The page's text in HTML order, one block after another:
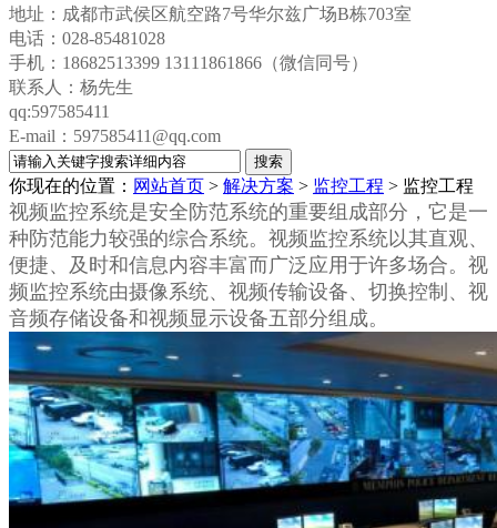
地址：成都市武侯区航空路7号华尔兹广场B栋703室
电话：028-85481028
手机：18682513399 13111861866（微信同号）
联系人：杨先生
qq:597585411
E-mail：597585411@qq.com
你现在的位置： 网站首页 > 解决方案 > 监控工程 > 监控工程
视频监控系统是安全防范系统的重要组成部分，它是一
种防范能力较强的综合系统。视频监控系统以其直观、
便捷、及时和信息内容丰富而广泛应用于许多场合。视
频监控系统由摄像系统、视频传输设备、切换控制、视
音频存储设备和视频显示设备五部分组成。